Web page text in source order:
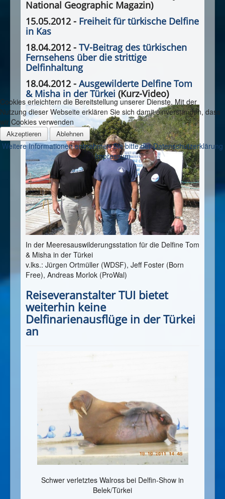
National Geographic Magazin)
15.05.2012 - Freiheit für türkische Delfine
in Kas
18.04.2012 - TV-Beitrag des türkischen
Fernsehens über die strittige
Delfinhaltung
18.04.2012 - Ausgewilderte Delfine Tom
& Misha in der Türkei (Kurz-Video)
In der Meeresauswilderungsstation für die Delfine Tom
& Misha in der Türkei
v.lks.: Jürgen Ortmüller (WDSF), Jeff Foster (Born
Free), Andreas Morlok (ProWal)
Reiseveranstalter TUI bietet
weiterhin keine
Delfinarienausflüge in der Türkei
an
Schwer verletztes Walross bei Delfin-Show in
Belek/Türkei
Cookies erleichtern die Bereitstellung unserer Dienste. Mit der
Nutzung dieser Webseite erklären Sie sich damit einverstanden, dass
wir Cookies verwenden
Akzeptieren Ablehnen
Weitere Informationen entnehmen Sie bitte der Datenschutzerklärung
Impressum